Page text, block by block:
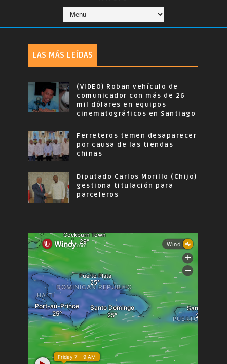
LAS MÁS LEÍDAS
(VIDEO) Roban vehículo de
comunicador con más de 26
mil dólares en equipos
cinematográficos en Santiago
Ferreteros temen desaparecer
por causa de las tiendas
chinas
Diputado Carlos Morillo (Chijo)
gestiona titulación para
parceleros